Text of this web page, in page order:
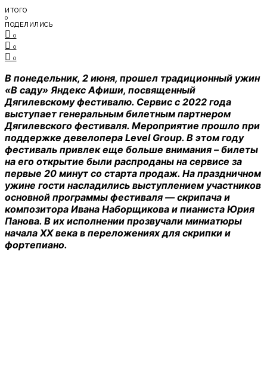
ИТОГО
0
ПОДЕЛИЛИСЬ
0
0
0
В понедельник, 2 июня, прошел традиционный ужин
«В саду» Яндекс Афиши, посвященный
Дягилевскому фестивалю. Сервис с 2022 года
выступает генеральным билетным партнером
Дягилевского фестиваля. Мероприятие прошло при
поддержке девелопера Level Group. В этом году
фестиваль привлек еще больше внимания – билеты
на его открытие были распроданы на сервисе за
первые 20 минут со старта продаж. На праздничном
ужине гости насладились выступлением участников
основной программы фестиваля — скрипача и
композитора Ивана Наборщикова и пианиста Юрия
Панова. В их исполнении прозвучали миниатюры
начала XX века в переложениях для скрипки и
фортепиано.